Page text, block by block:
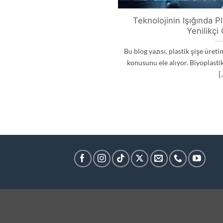
Teknolojinin Işığında
Yenilikçi
Bu blog yazısı, plastik şişe
konusunu ele alıyor.